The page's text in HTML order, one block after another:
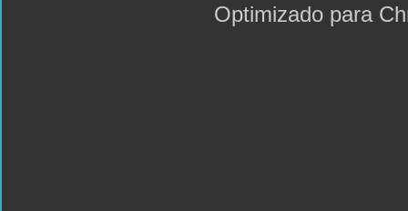
Optimizado para